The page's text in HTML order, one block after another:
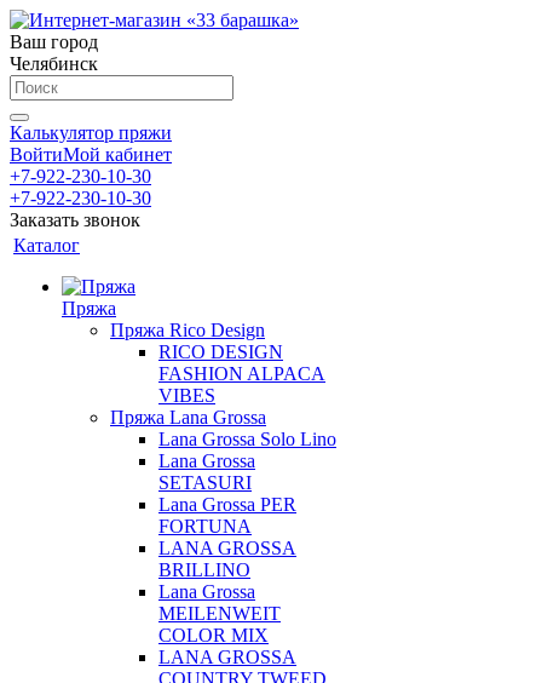
Ваш город
Челябинск
Калькулятор пряжи
ВойтиМой кабинет
+7-922-230-10-30
+7-922-230-10-30
Заказать звонок
Каталог
Пряжа
Пряжа Rico Design
RICO DESIGN
FASHION ALPACA
VIBES
Пряжа Lana Grossa
Lana Grossa Solo Lino
Lana Grossa
SETASURI
Lana Grossa PER
FORTUNA
LANA GROSSA
BRILLINO
Lana Grossa
MEILENWEIT
COLOR MIX
LANA GROSSA
COUNTRY TWEED